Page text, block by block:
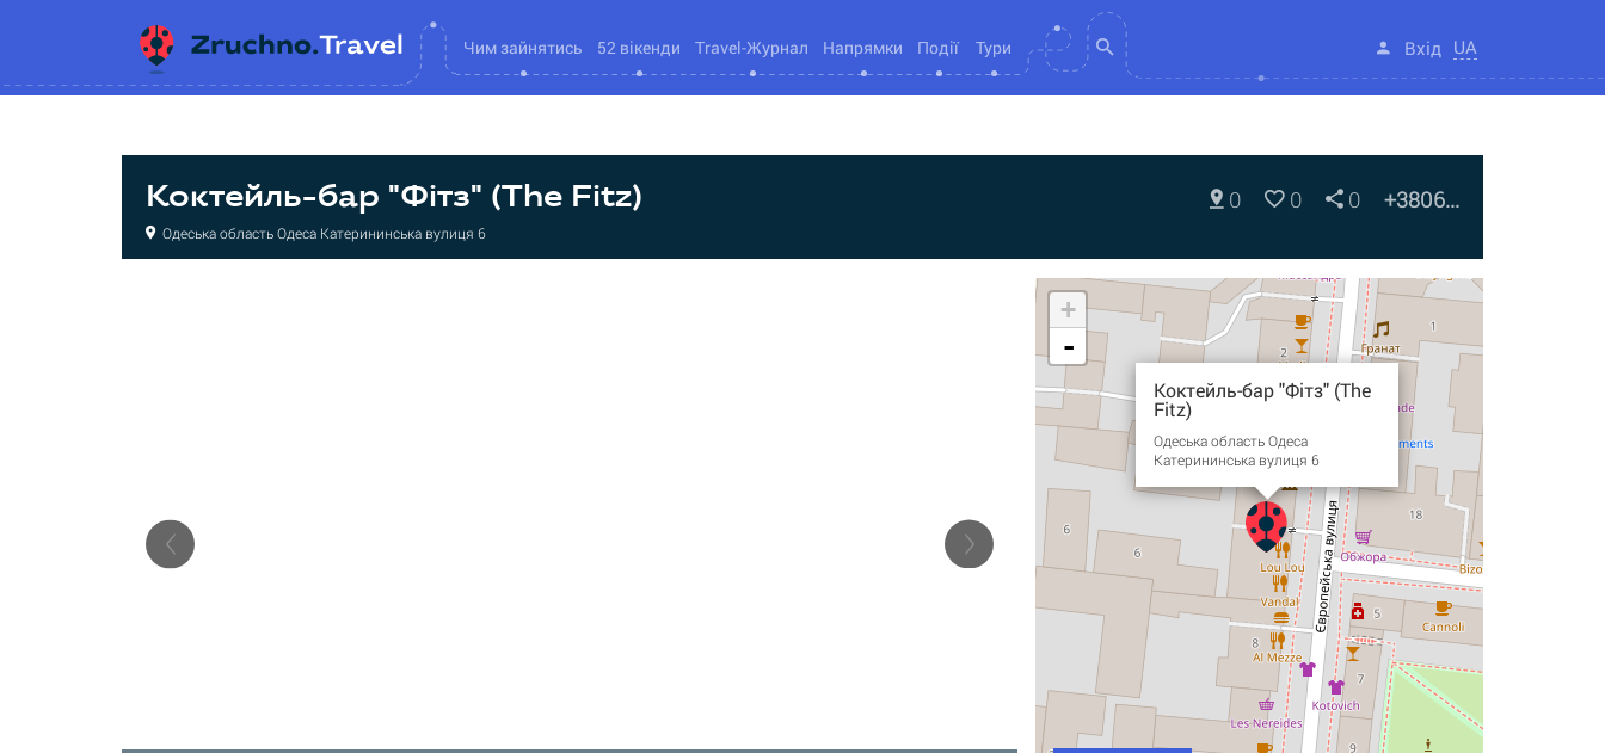
Чим зайнятись 52 вікенди Travel-Журнал Напрямки Події Тури Вхід UA
Коктейль-бар "Фітз" (The Fitz)
Одеська область Одеса Катерининська вулиця 6
0 0 0 +3806...
Коктейль-бар "Фітз" (The
Fitz)
Одеська область Одеса
Катерининська вулиця 6
+
-